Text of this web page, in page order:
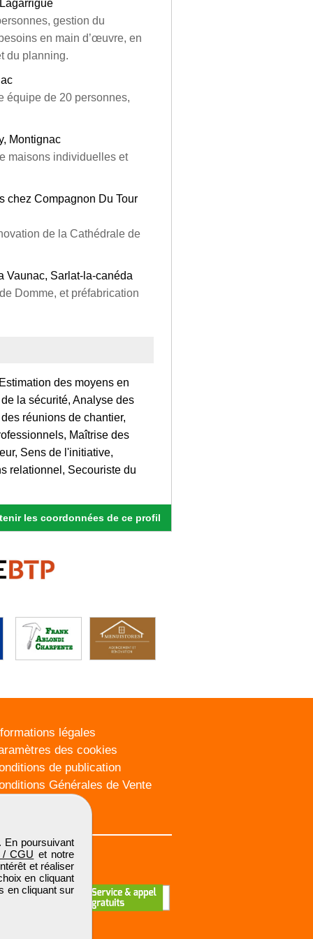
gestion du
en main d’œuvre, en
du planning.
équipe de 20 personnes,
Montignac
maisons individuelles et
chez Compagnon Du Tour
de la Cathédrale de
Vaunac, Sarlat-la-canéda
Domme, et préfabrication
des moyens en
la sécurité, Analyse des
réunions de chantier,
Maîtrise des
Sens de l'initiative,
relationnel, Secouriste du
les coordonnées de ce profil
En poursuivant
CGU et notre
et réaliser
en cliquant
en cliquant sur
légales
des cookies
de publication
Générales de Vente